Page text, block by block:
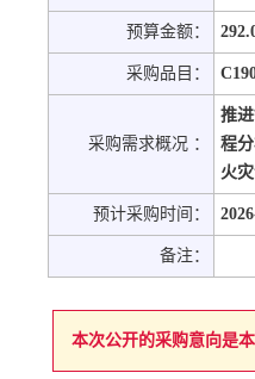
预算金额：
采购品目：
采购需求概况 ：
推
程
火
预计采购时间：
备注：
本次公开的采购意向是